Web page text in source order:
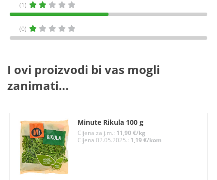
(1)
(0)
I ovi proizvodi bi vas mogli
zanimati...
Minute Rikula 100 g
Cijena za j.m.: 11,90 €/kg
Cijena 02.05.2025.: 1,19 €/kom